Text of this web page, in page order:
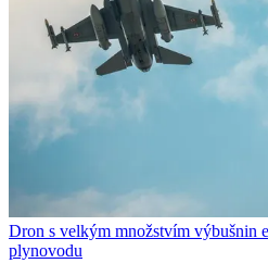
Dron s velkým množstvím výbušnin
plynovodu